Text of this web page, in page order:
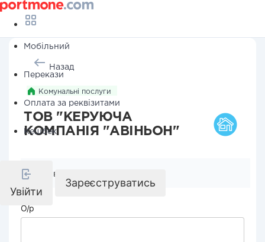
Мобільний
Перекази
Оплата за реквізитами
Кешбек
Увійти
Зареєструватись
Назад
Комунальні послуги
ТОВ "КЕРУЮЧА
КОМПАНІЯ "АВІНЬОН"
Реквізити компанії
О/р